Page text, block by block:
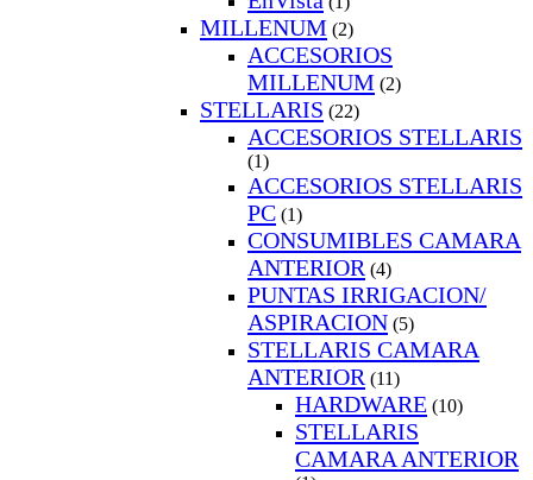
MILLENUM (2)
ACCESORIOS
MILLENUM (2)
STELLARIS (22)
ACCESORIOS STELLARIS
(1)
ACCESORIOS STELLARIS
PC (1)
CONSUMIBLES CAMARA
ANTERIOR (4)
PUNTAS IRRIGACION/
ASPIRACION (5)
STELLARIS CAMARA
ANTERIOR (11)
HARDWARE (10)
STELLARIS
CAMARA ANTERIOR